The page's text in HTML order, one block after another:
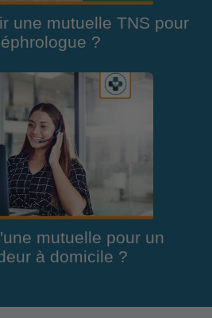
une mutuelle TNS pour
?
mutuelle pour un
à domicile ?